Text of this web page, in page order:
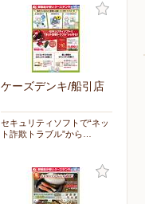
ケーズデンキ/船引店
セキュリティソフトで“ネッ
ト詐欺トラブル”から…